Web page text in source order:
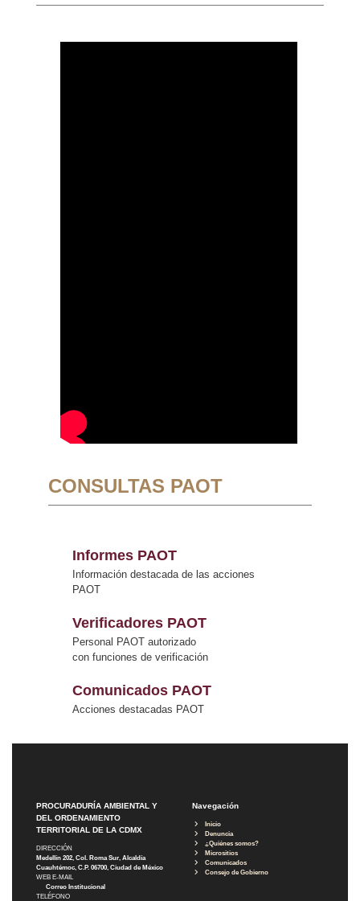
CONSULTAS PAOT
Informes PAOT
Información destacada de las acciones
PAOT
Verificadores PAOT
Personal PAOT autorizado
con funciones de verificación
Comunicados PAOT
Acciones destacadas PAOT
PROCURADURÍA AMBIENTAL Y
DEL ORDENAMIENTO
TERRITORIAL DE LA CDMX
DIRECCIÓN
Medellín 202, Col. Roma Sur, Alcaldía
Cuauhtémoc, C.P. 06700, Ciudad de México
WEB E-MAIL
Correo Institucional
TELÉFONO
Navegación
Inicio
Denuncia
¿Quiénes somos?
Micrositios
Comunicados
Consejo de Gobierno